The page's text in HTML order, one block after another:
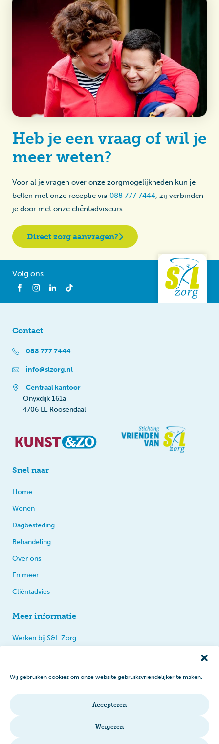
Wij gebruiken cookies om onze website gebruiksvriendelijker te maken.
Accepteren
Weigeren
Heb je een vraag of wil je
meer weten?
Voor al je vragen over onze zorgmogelijkheden kun je
bellen met onze receptie via 088 777 7444, zij verbinden
je door met onze cliëntadviseurs.
Direct zorg aanvragen?
Volg ons
Contact
088 777 7444
info@slzorg.nl
Centraal kantoor
Onyxdijk 161a
4706 LL Roosendaal
Snel naar
Home
Wonen
Dagbesteding
Behandeling
Over ons
En meer
Cliëntadvies
Meer informatie
Werken bij S&L Zorg
Intranet